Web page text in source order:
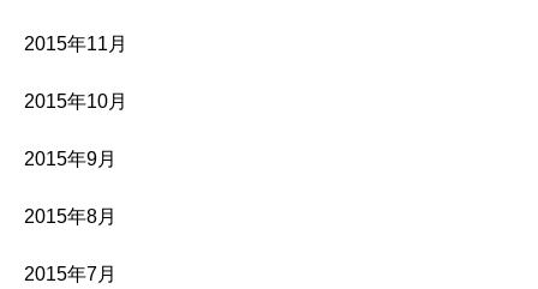
2015年11月
2015年10月
2015年9月
2015年8月
2015年7月